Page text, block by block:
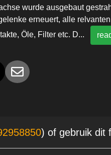
wurde ausgebaut
erneuert, alle
Öle, Filter etc. D...
) of gebruik dit